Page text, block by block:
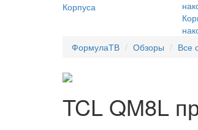
Корпуса
ФормулаТВ Обзоры Все
TCL QM8L